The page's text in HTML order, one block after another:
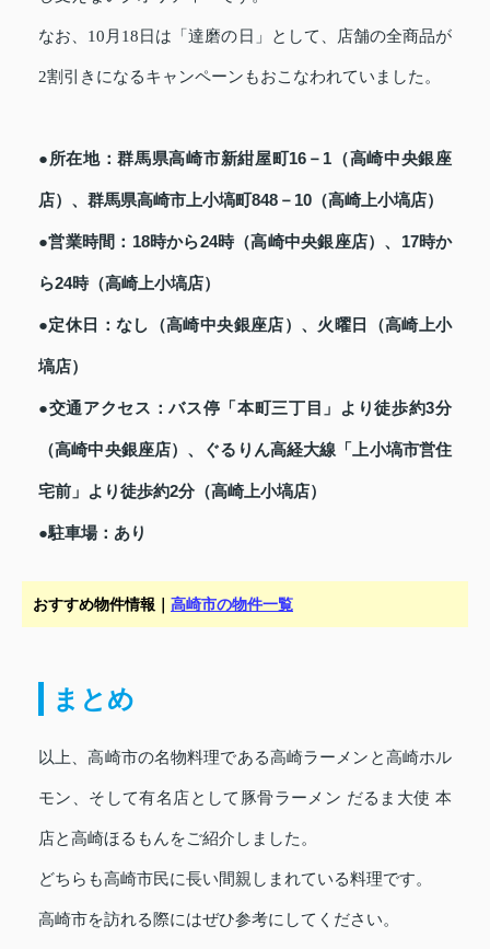
なお、10月18日は「達磨の日」として、店舗の全商品が
2割引きになるキャンペーンもおこなわれていました。
●所在地：群馬県高崎市新紺屋町16－1（高崎中央銀座
店）、群馬県高崎市上小塙町848－10（高崎上小塙店）
●営業時間：18時から24時（高崎中央銀座店）、17時か
ら24時（高崎上小塙店）
●定休日：なし（高崎中央銀座店）、火曜日（高崎上小
塙店）
●交通アクセス：バス停「本町三丁目」より徒歩約3分
（高崎中央銀座店）、ぐるりん高経大線「上小塙市営住
宅前」より徒歩約2分（高崎上小塙店）
●駐車場：あり
おすすめ物件情報｜ 高崎市の物件一覧
まとめ
以上、高崎市の名物料理である高崎ラーメンと高崎ホル
モン、そして有名店として豚骨ラーメン だるま大使 本
店と高崎ほるもんをご紹介しました。
どちらも高崎市民に長い間親しまれている料理です。
高崎市を訪れる際にはぜひ参考にしてください。